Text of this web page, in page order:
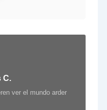
C.
ver el mundo arder